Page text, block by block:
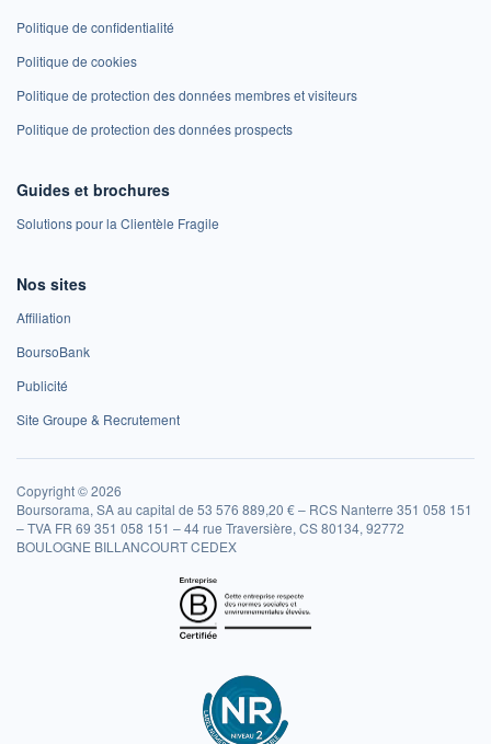
Politique de confidentialité
Politique de cookies
Politique de protection des données membres et visiteurs
Politique de protection des données prospects
Guides et brochures
Solutions pour la Clientèle Fragile
Nos sites
Affiliation
BoursoBank
Publicité
Site Groupe & Recrutement
Copyright © 2026
Boursorama, SA au capital de 53 576 889,20 € – RCS Nanterre 351 058 151
– TVA FR 69 351 058 151 – 44 rue Traversière, CS 80134, 92772
BOULOGNE BILLANCOURT CEDEX